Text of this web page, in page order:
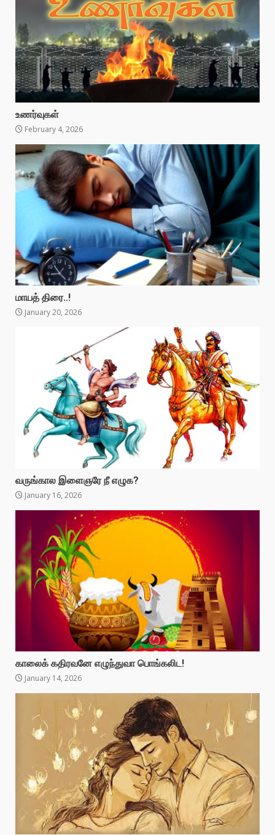
உணர்வுகள்
February 4, 2026
மாயத் திரை..!
January 20, 2026
வருங்கால இளைஞரே நீ எழுக?
January 16, 2026
காலைக் கதிரவனே எழுந்துவா பொங்கலிட!
January 14, 2026